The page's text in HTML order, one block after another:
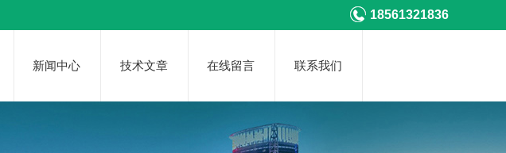
18561321836
新闻中心 技术文章 在线留言 联系我们